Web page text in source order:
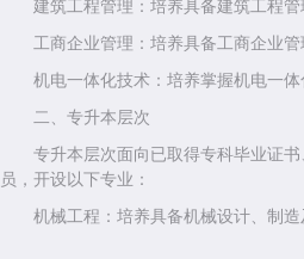
建筑工程管理：培养具备建筑工程管
工商企业管理：培养具备工商企业管
机电一体化技术：培养掌握机电一体
二、专升本层次
专升本层次面向已取得专科毕业证书
员，开设以下专业：
机械工程：培养具备机械设计、制造